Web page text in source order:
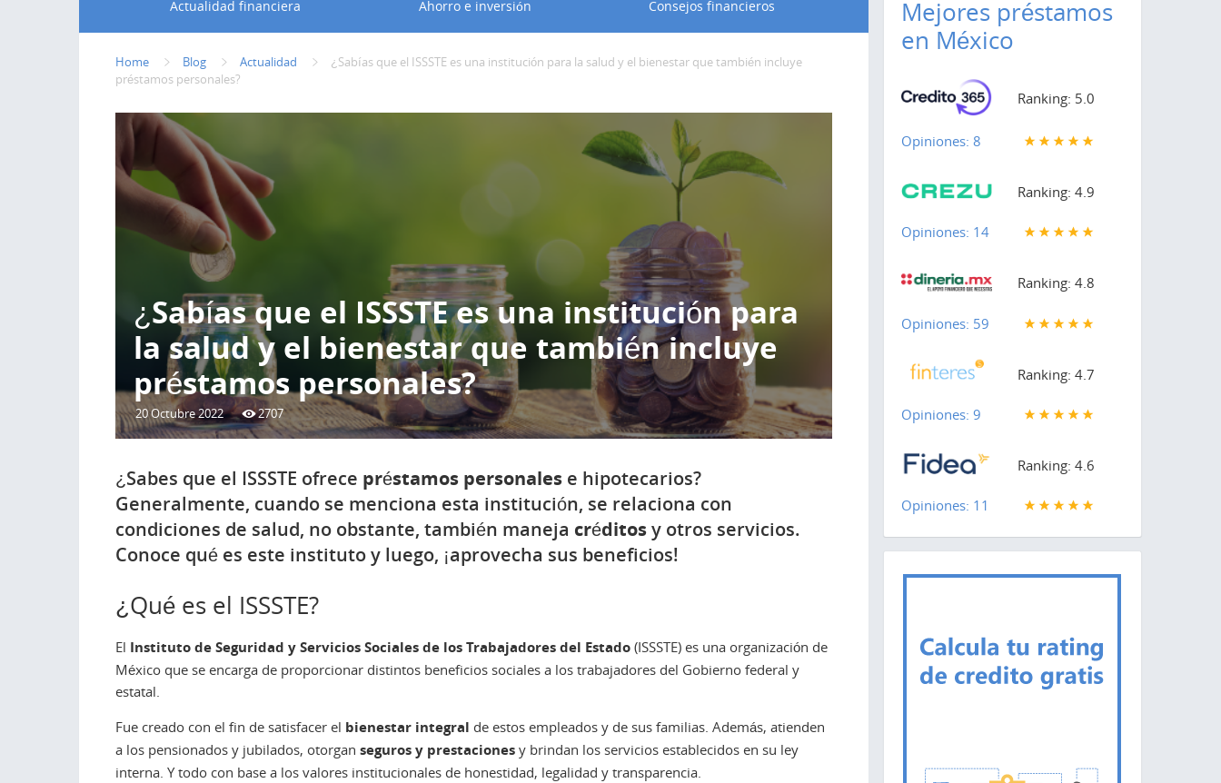
Actualidad financiera Ahorro e inversión Consejos financieros
Home Blog Actualidad
¿Sabías que el ISSSTE es una institución para la salud y el bienestar que también incluye
préstamos personales?
¿Sabías que el ISSSTE es una institución para
la salud y el bienestar que también incluye
préstamos personales?
20 Octubre 2022 2707
¿Sabes que el ISSSTE ofrece préstamos personales e hipotecarios?
Generalmente, cuando se menciona esta institución, se relaciona con
condiciones de salud, no obstante, también maneja créditosy otros servicios.
Conoce qué es este instituto y luego, ¡aprovecha sus beneficios!
¿Qué es el ISSSTE?
El Instituto de Seguridad y Servicios Sociales de los Trabajadores del Estado (ISSSTE) es una organización de
México que se encarga de proporcionar distintos beneficios sociales a los trabajadores del Gobierno federal y
estatal.
Fue creado con el fin de satisfacer el bienestar integral de estos empleados y de sus familias. Además, atienden
a los pensionados y jubilados, otorgan seguros y prestaciones y brindan los servicios establecidos en su ley
interna. Y todo con base a los valores institucionales de honestidad, legalidad y transparencia.
Mejores préstamos
en México
Ranking: 5.0
Opiniones: 8
Ranking: 4.9
Opiniones: 14
Ranking: 4.8
Opiniones: 59
Ranking: 4.7
Opiniones: 9
Ranking: 4.6
Opiniones: 11